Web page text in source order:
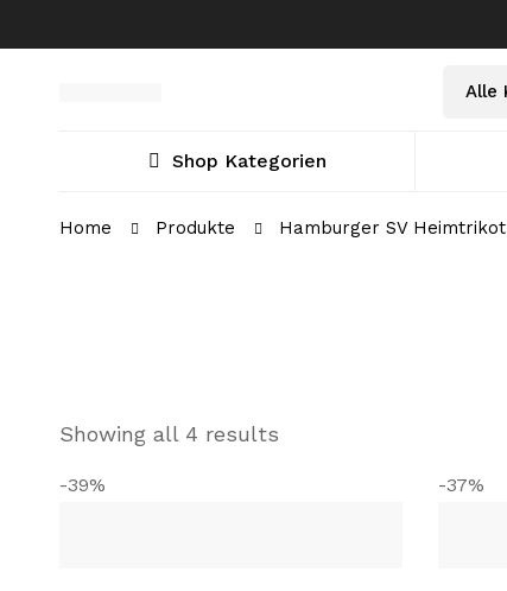
Select
Suche
Shop Kategorien
Home Produkte Hamburger SV Heimtrikot
Showing all 4 results
-39% -37%